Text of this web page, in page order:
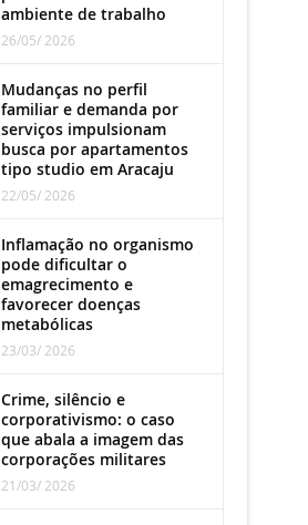
ambiente de trabalho
26/05/ 2026
Mudanças no perfil
familiar e demanda por
serviços impulsionam
busca por apartamentos
tipo studio em Aracaju
22/05/ 2026
Inflamação no organismo
pode dificultar o
emagrecimento e
favorecer doenças
metabólicas
23/03/ 2026
Crime, silêncio e
corporativismo: o caso
que abala a imagem das
corporações militares
21/03/ 2026